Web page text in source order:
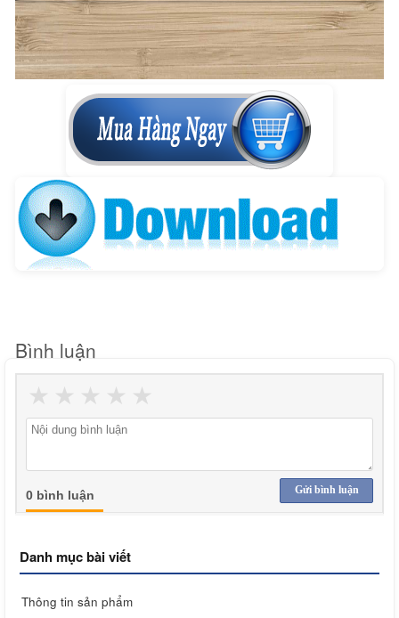
Bình luận
★
★
★
★
★
Gửi bình luận
0 bình luận
Danh mục bài viết
Thông tin sản phẩm